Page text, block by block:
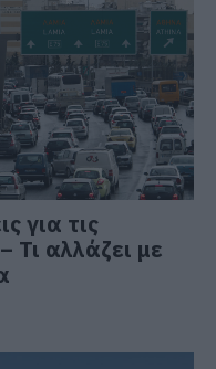
για τις
Τι αλλάζει με